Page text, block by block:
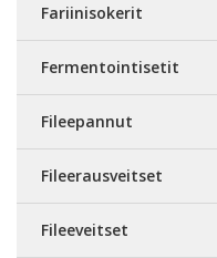
Fariinisokerit
Fermentointisetit
Fileepannut
Fileerausveitset
Fileeveitset